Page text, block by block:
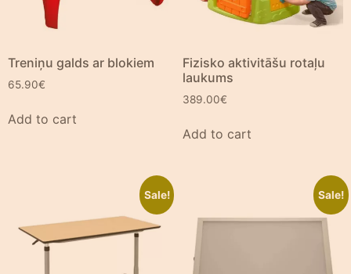
Treniņu galds ar blokiem
65.90€
Add to cart
Fizisko aktivitāšu rotaļu
laukums
389.00€
Add to cart
Sale! Sale!